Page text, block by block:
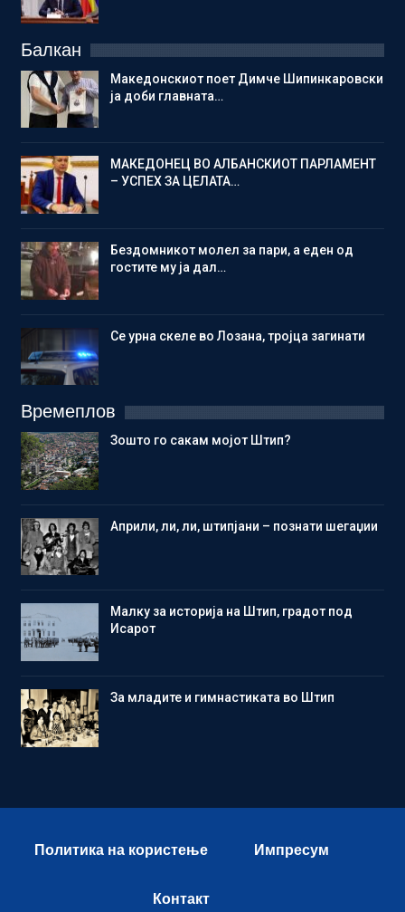
Балкан
Македонскиот поет Димче Шипинкаровски
ја доби главната…
МАКЕДОНЕЦ ВО АЛБАНСКИОТ ПАРЛАМЕНТ
– УСПЕХ ЗА ЦЕЛАТА…
Бездомникот молел за пари, а еден од
гостите му ја дал…
Се урна скеле во Лозана, тројца загинати
Времеплов
Зошто го сакам мојот Штип?
Aприли, ли, ли, штипјани – познати шегаџии
Малку за историја на Штип, градот под
Исарот
Зa младите и гимнастиката во Штип
Политика на користење Импресум
Контакт